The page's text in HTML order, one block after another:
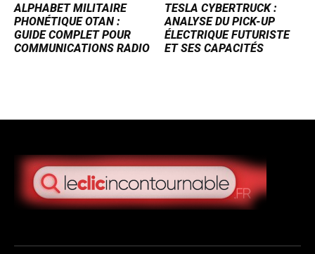
ALPHABET MILITAIRE
PHONÉTIQUE OTAN :
GUIDE COMPLET POUR
COMMUNICATIONS RADIO
TESLA CYBERTRUCK :
ANALYSE DU PICK-UP
ÉLECTRIQUE FUTURISTE
ET SES CAPACITÉS